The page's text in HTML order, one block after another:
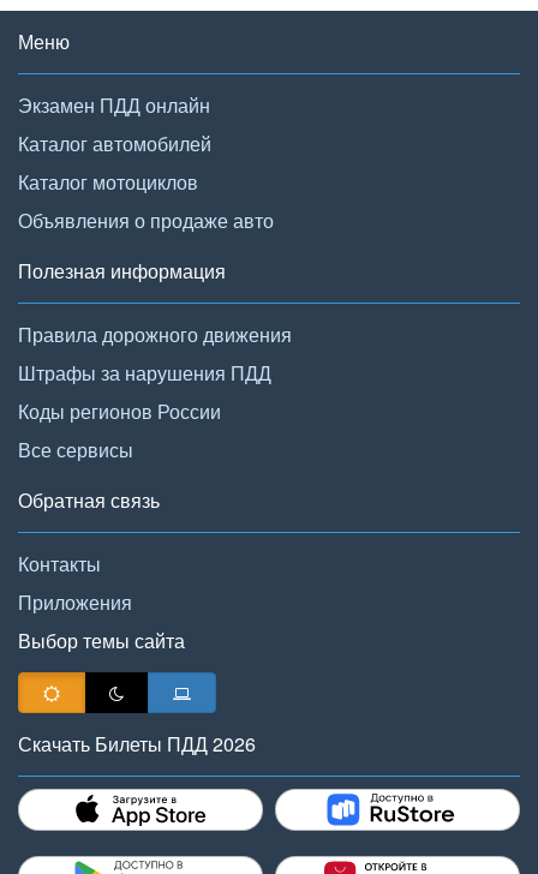
Меню
Экзамен ПДД онлайн
Каталог автомобилей
Каталог мотоциклов
Объявления о продаже авто
Полезная информация
Правила дорожного движения
Штрафы за нарушения ПДД
Коды регионов России
Все сервисы
Обратная связь
Контакты
Приложения
Выбор темы сайта
Скачать Билеты ПДД 2026